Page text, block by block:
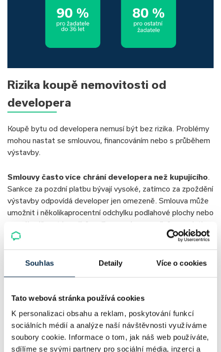
Souhlas Detaily Více o cookies
Tato webová stránka používá cookies
K personalizaci obsahu a reklam, poskytování funkcí
sociálních médií a analýze naší návštěvnosti využíváme
soubory cookie. Informace o tom, jak náš web používáte,
sdílíme se svými partnery pro sociální média, inzerci a
Rizika koupě nemovitosti od
developera
Koupě bytu od developera nemusí být bez rizika. Problémy
mohou nastat se smlouvou, financováním nebo s průběhem
výstavby.
Smlouvy často více chrání developera než kupujícího.
Sankce za pozdní platbu bývají vysoké, zatímco za zpoždění
výstavby odpovídá developer jen omezeně. Smlouva může
umožnit i několikaprocentní odchylku podlahové plochy nebo
znevýhodňovat kupujícího při vracení rezervačního poplatku.
Finanční zázemí developera je dobré prověřit. Mnohé
projekty realizují účelové společnosti, které po jejich
výstavby.
Průběh výstavby nemusí odpovídat původním plánům.
Dokončení se může opozdit a hotový byt se může lišit od
vizualizací. Ani novostavby nejsou bez vad, proto se
vyplatí